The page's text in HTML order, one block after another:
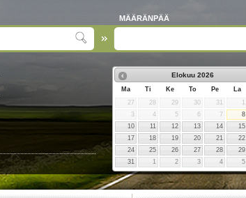
MÄÄRÄNPÄÄ
Elokuu 2026
Ma Ti Ke To Pe La
27
28 29 30 31
3
4 5 6 7 8
10
11 12 13 14 15
17
18 19 20 21 22
24
25 26 27 28 29
31
1 2 3 4 5